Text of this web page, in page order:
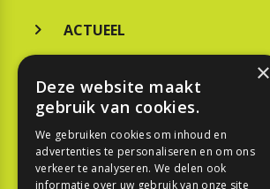
ACTUEEL
KOOPGIDS
TESTEN
×
Deze website maakt
gebruik van cookies.
We gebruiken cookies om inhoud en
advertenties te personaliseren en om ons
verkeer te analyseren. We delen ook
informatie over uw gebruik van onze site